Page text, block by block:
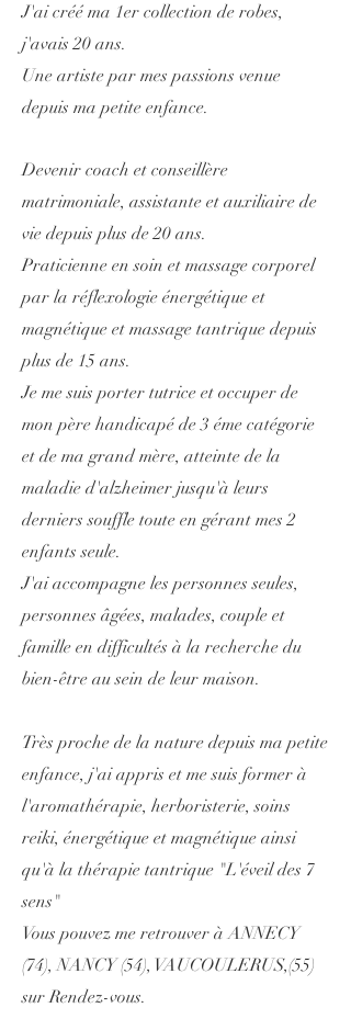
J'ai créé ma 1er collection de robes,
j'avais 20 ans.
Une artiste par mes passions venue
depuis ma petite enfance.
Devenir coach et conseillère
matrimoniale, assistante et auxiliaire de
vie depuis plus de 20 ans.
Praticienne en soin et massage corporel
par la réflexologie énergétique et
magnétique et massage tantrique depuis
plus de 15 ans.
Je me suis porter tutrice et occuper de
mon père handicapé de 3 éme catégorie
et de ma grand mère, atteinte de la
maladie d'alzheimer jusqu'à leurs
derniers souffle toute en gérant mes 2
enfants seule.
J'ai accompagne les personnes seules,
personnes âgées, malades, couple et
famille en difficultés à la recherche du
bien-être au sein de leur maison.
Très proche de la nature depuis ma petite
enfance, j'ai appris et me suis former à
l'aromathérapie, herboristerie, soins
reiki, énergétique et magnétique ainsi
qu'à la thérapie tantrique "L'éveil des 7
sens"
Vous pouvez me retrouver à ANNECY
(74), NANCY (54), VAUCOULERUS,(55)
sur Rendez-vous.